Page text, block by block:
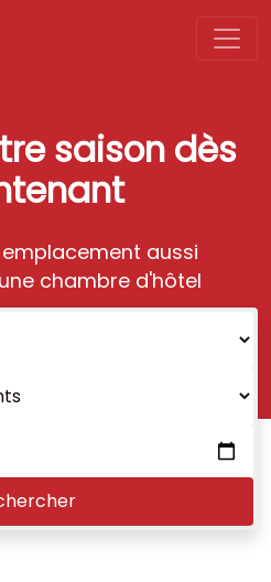
saison dès
aussi
chambre d'hôtel